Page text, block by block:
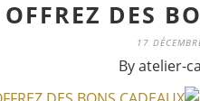
OFFREZ DES
17
By atelier-